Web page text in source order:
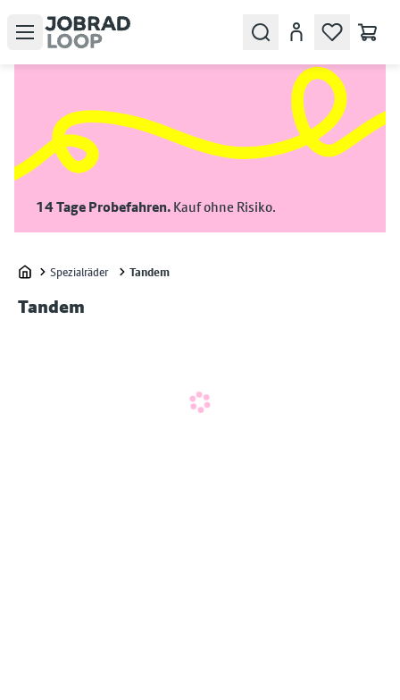
Open menu SearchKonto
14 Tage Probefahren.Kauf ohne Risiko.
Spezialräder Tandem
Tandem